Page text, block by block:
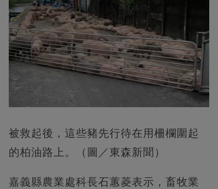
被救起後，這些豬先行待在用柵欄圍起
的柏油路上。（圖／東森新聞）
嘉義縣農業處科長石蕙菱表示，畜牧業